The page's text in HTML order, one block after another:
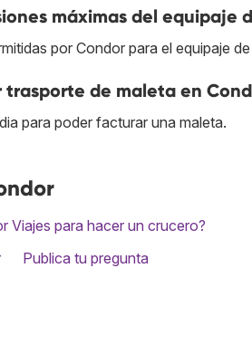
máximas del equipaje
por Condor para el equipaje
trasporte de maleta en
para poder facturar una maleta.
Viajes para hacer un crucero?
Publica tu pregunta